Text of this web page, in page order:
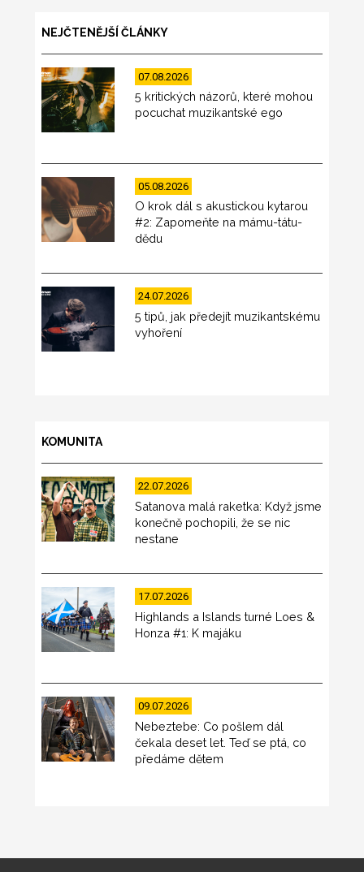
NEJČTENĚJŠÍ ČLÁNKY
07.08.2026
5 kritických názorů, které mohou
pocuchat muzikantské ego
05.08.2026
O krok dál s akustickou kytarou
#2: Zapomeňte na mámu-tátu-
dědu
24.07.2026
5 tipů, jak předejít muzikantskému
vyhoření
KOMUNITA
22.07.2026
Satanova malá raketka: Když jsme
konečně pochopili, že se nic
nestane
17.07.2026
Highlands a Islands turné Loes &
Honza #1: K majáku
09.07.2026
Nebeztebe: Co pošlem dál
čekala deset let. Teď se ptá, co
předáme dětem